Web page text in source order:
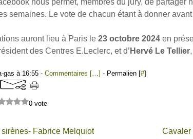
nous permet, membres du jury, de partager
semaines. Le vote de chacun étant à donner
auront lieu à Paris le 23 octobre 2024en
des Centres E.Leclerc, et d’ Hervé Le Tellier
gas à 16:55 - Commentaires […] - Permalien [#]
0 vote
sirènes- Fabrice Melquiot Cavaler